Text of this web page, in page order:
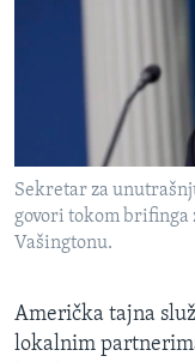
Sekretar za
govori tokom brifinga
Vašingtonu.
Američka tajna
lokalnim